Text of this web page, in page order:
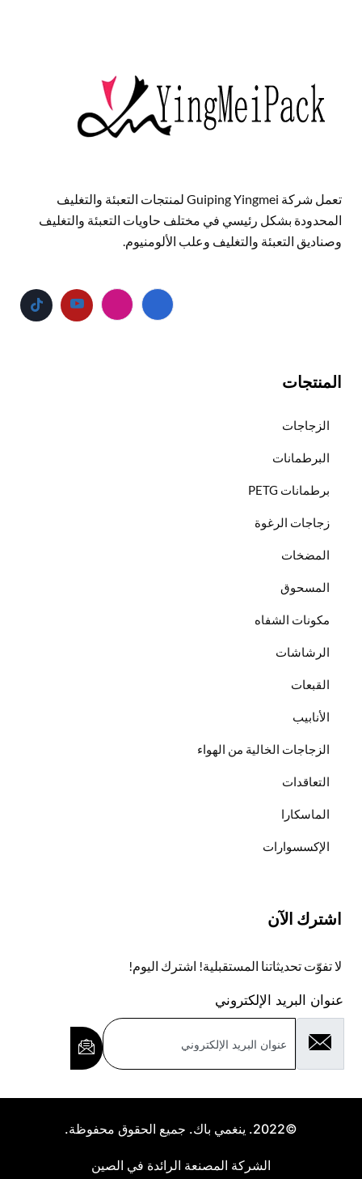
تعمل شركة Guiping Yingmei لمنتجات التعبئة والتغليف
المحدودة بشكل رئيسي في مختلف حاويات التعبئة والتغليف
وصناديق التعبئة والتغليف وعلب الألومنيوم.
المنتجات
الزجاجات
البرطمانات
برطمانات PETG
زجاجات الرغوة
المضخات
المسحوق
مكونات الشفاه
الرشاشات
القبعات
الأنابيب
الزجاجات الخالية من الهواء
التعاقدات
الماسكارا
الإكسسوارات
اشترك الآن
لا تفوّت تحديثاتنا المستقبلية! اشترك اليوم!
عنوان البريد الإلكتروني
©2022. ينغمي باك. جميع الحقوق محفوظة.
الشركة المصنعة الرائدة في الصين